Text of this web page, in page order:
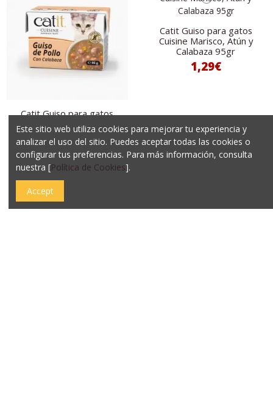
Catit Guiso para gatos
Cuisine Pollo con
Calabaza 95gr
1,29€
Añadir al carrito
Catit Guiso para gatos
Cuisine Marisco, Atún y
Calabaza 95gr
1,29€
Este sitio web utiliza cookies para mejorar tu experiencia y
analizar el uso del sitio. Puedes aceptar todas las cookies o
configurar tus preferencias. Para más información, consulta
nuestra [Política de Cookies].
Accept